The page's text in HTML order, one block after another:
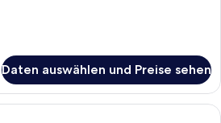
Daten auswählen und Preise sehen